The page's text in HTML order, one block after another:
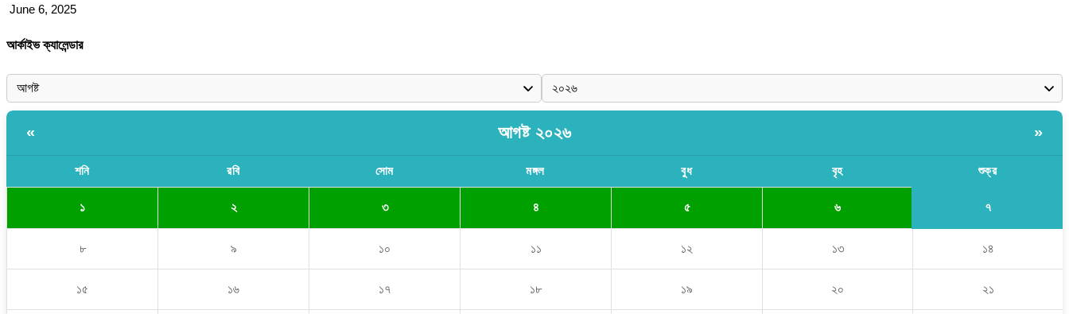
June 6, 2025
আর্কাইভ ক্যালেন্ডার
« আগষ্ট ২০২৬ »
শনি রবি সোম মঙ্গল বুধ বৃহ শুক্র
১ ২ ৩ ৪ ৫ ৬ ৭
৮ ৯ ১০ ১১ ১২ ১৩ ১৪
১৫ ১৬ ১৭ ১৮ ১৯ ২০ ২১